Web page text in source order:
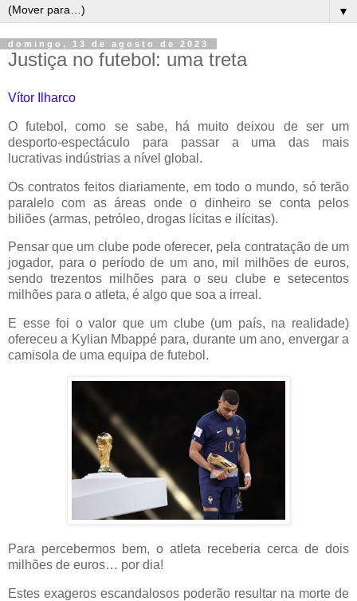
▼
domingo, 13 de agosto de 2023
Justiça no futebol: uma treta
Vítor Ilharco
O futebol, como se sabe, há muito deixou de ser um
desporto-espectáculo para passar a uma das mais
lucrativas indústrias a nível global.
Os contratos feitos diariamente, em todo o mundo, só terão
paralelo com as áreas onde o dinheiro se conta pelos
biliões (armas, petróleo, drogas lícitas e ilícitas).
Pensar que um clube pode oferecer, pela contratação de um
jogador, para o período de um ano, mil milhões de euros,
sendo trezentos milhões para o seu clube e setecentos
milhões para o atleta, é algo que soa a irreal.
E esse foi o valor que um clube (um país, na realidade)
ofereceu a Kylian Mbappé para, durante um ano, envergar a
camisola de uma equipa de futebol.
Para percebermos bem, o atleta receberia cerca de dois
milhões de euros… por dia!
Estes exageros escandalosos poderão resultar na morte de